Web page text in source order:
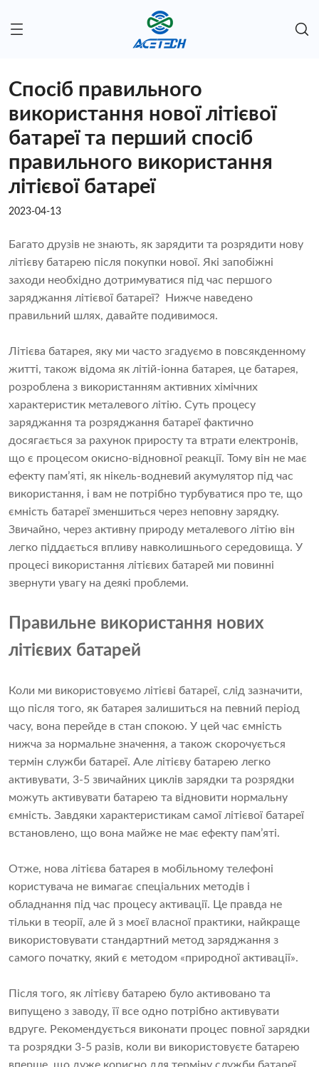
Спосіб правильного
використання нової літієвої
батареї та перший спосіб
правильного використання
літієвої батареї
2023-04-13
Багато друзів не знають, як зарядити та розрядити нову
літієву батарею після покупки нової. Які запобіжні
заходи необхідно дотримуватися під час першого
заряджання літієвої батареї? Нижче наведено
правильний шлях, давайте подивимося.
Літієва батарея, яку ми часто згадуємо в повсякденному
житті, також відома як літій-іонна батарея, це батарея,
розроблена з використанням активних хімічних
характеристик металевого літію. Суть процесу
заряджання та розряджання батареї фактично
досягається за рахунок приросту та втрати електронів,
що є процесом окисно-відновної реакції. Тому він не має
ефекту пам’яті, як нікель-водневий акумулятор під час
використання, і вам не потрібно турбуватися про те, що
ємність батареї зменшиться через неповну зарядку.
Звичайно, через активну природу металевого літію він
легко піддається впливу навколишнього середовища. У
процесі використання літієвих батарей ми повинні
звернути увагу на деякі проблеми.
Правильне використання нових
літієвих батарей
Коли ми використовуємо літієві батареї, слід зазначити,
що після того, як батарея залишиться на певний період
часу, вона перейде в стан спокою. У цей час ємність
нижча за нормальне значення, а також скорочується
термін служби батареї. Але літієву батарею легко
активувати, 3-5 звичайних циклів зарядки та розрядки
можуть активувати батарею та відновити нормальну
ємність. Завдяки характеристикам самої літієвої батареї
встановлено, що вона майже не має ефекту пам’яті.
Отже, нова літієва батарея в мобільному телефоні
користувача не вимагає спеціальних методів і
обладнання під час процесу активації. Це правда не
тільки в теорії, але й з моєї власної практики, найкраще
використовувати стандартний метод заряджання з
самого початку, який є методом «природної активації».
Після того, як літієву батарею було активовано та
випущено з заводу, її все одно потрібно активувати
вдруге. Рекомендується виконати процес повної зарядки
та розрядки 3-5 разів, коли ви використовуєте батарею